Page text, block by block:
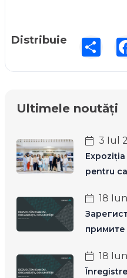
Distribuie Share
Ultimele noutăți
3 Iul
pentru
18
примите
18